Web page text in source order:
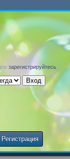
зарегистрируйтесь
Регистрация